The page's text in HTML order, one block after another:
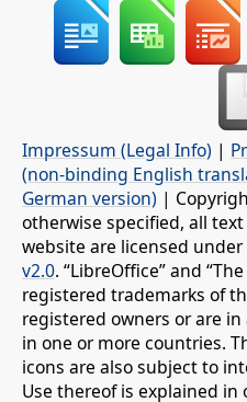
Impressum (Legal Info) |
(non-binding English
German version) |
otherwise specified, all
website are licensed under
v2.0. “LibreOffice” and
registered trademarks of
registered owners or are
in one or more countries.
icons are also subject to
Use thereof is explained in